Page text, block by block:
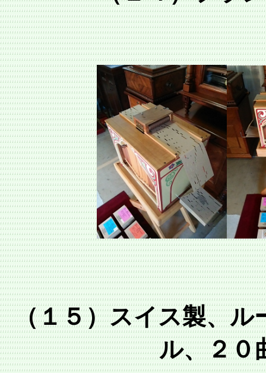
（１５）スイス製、
ル、２０